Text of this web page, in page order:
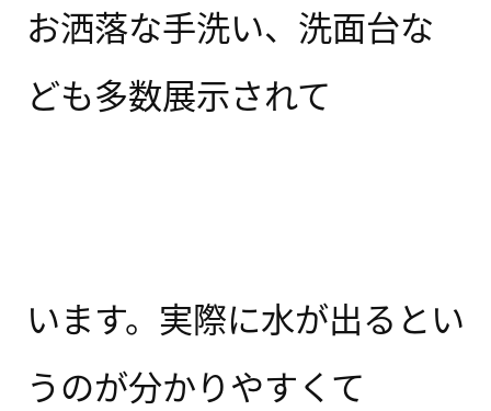
お洒落な手洗い、洗面台な
ども多数展示されて
います。実際に水が出るとい
うのが分かりやすくて